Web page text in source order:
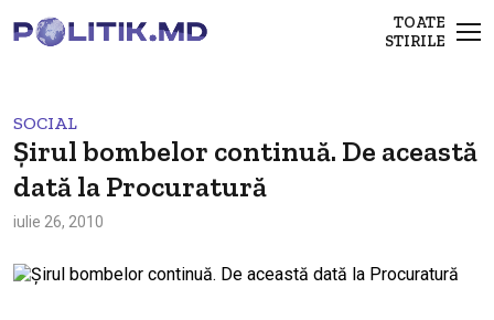
TOATE
STIRILE
SOCIAL
Şirul bombelor continuă. De această
dată la Procuratură
iulie 26, 2010